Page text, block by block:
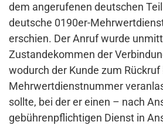
dem angerufenen deutschen
deutsche 0190er-
erschien. Der Anruf wurde
Zustandekommen der
wodurch der Kunde zum Rückruf
Mehrwertdienstnummer
sollte, bei der er einen – nach
gebührenpflichtigen Dienst in